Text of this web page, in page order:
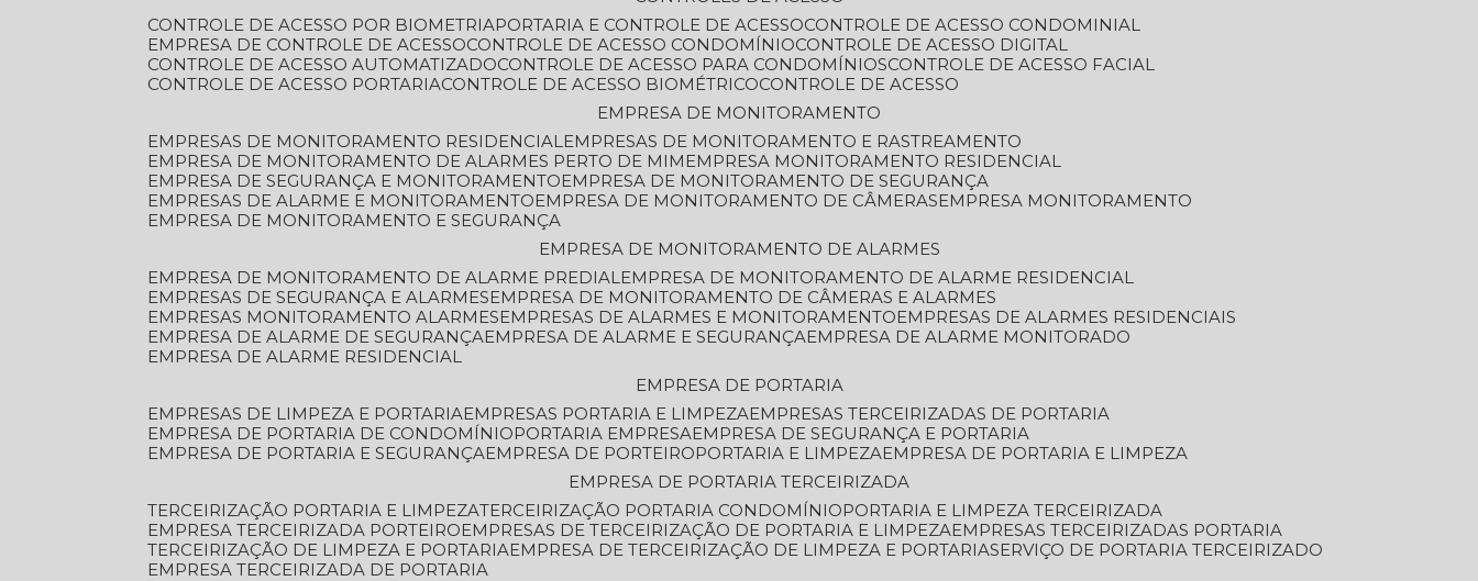
CONTROLE DE ACESSO POR BIOMETRIA
PORTARIA E CONTROLE DE ACESSO
CONTROLE DE ACESSO CONDOMINIAL
EMPRESA DE CONTROLE DE ACESSO
CONTROLE DE ACESSO CONDOMÍNIO
CONTROLE DE ACESSO DIGITAL
CONTROLE DE ACESSO AUTOMATIZADO
CONTROLE DE ACESSO PARA CONDOMÍNIOS
CONTROLE DE ACESSO FACIAL
CONTROLE DE ACESSO PORTARIA CONTROLE DE ACESSO BIOMÉTRICO
CONTROLE DE ACESSO
EMPRESA DE MONITORAMENTO
EMPRESAS DE MONITORAMENTO RESIDENCIAL
EMPRESAS DE MONITORAMENTO E RASTREAMENTO
EMPRESA DE MONITORAMENTO DE ALARMES PERTO DE MIM
EMPRESA MONITORAMENTO RESIDENCIAL
EMPRESA DE SEGURANÇA E MONITORAMENTO
EMPRESA DE MONITORAMENTO DE SEGURANÇA
EMPRESAS DE ALARME E MONITORAMENTO
EMPRESA DE MONITORAMENTO DE CÂMERAS
EMPRESA MONITORAMENTO
EMPRESA DE MONITORAMENTO E SEGURANÇA
EMPRESA DE MONITORAMENTO DE ALARMES
EMPRESA DE MONITORAMENTO DE ALARME PREDIAL
EMPRESA DE MONITORAMENTO DE ALARME RESIDENCIAL
EMPRESAS DE SEGURANÇA E ALARMES
EMPRESA DE MONITORAMENTO DE CÂMERAS E ALARMES
EMPRESAS MONITORAMENTO ALARMES
EMPRESAS DE ALARMES E MONITORAMENTO
EMPRESAS DE ALARMES RESIDENCIAIS
EMPRESA DE ALARME DE SEGURANÇA
EMPRESA DE ALARME E SEGURANÇA
EMPRESA DE ALARME MONITORADO
EMPRESA DE ALARME RESIDENCIAL
EMPRESA DE PORTARIA
EMPRESAS DE LIMPEZA E PORTARIA
EMPRESAS PORTARIA E LIMPEZA
EMPRESAS TERCEIRIZADAS DE PORTARIA
EMPRESA DE PORTARIA DE CONDOMÍNIO
PORTARIA EMPRESA
EMPRESA DE SEGURANÇA E PORTARIA
EMPRESA DE PORTARIA E SEGURANÇA
EMPRESA DE PORTEIRO PORTARIA E LIMPEZA
EMPRESA DE PORTARIA E LIMPEZA
EMPRESA DE PORTARIA TERCEIRIZADA
TERCEIRIZAÇÃO PORTARIA E LIMPEZA TERCEIRIZAÇÃO PORTARIA CONDOMÍNIO
PORTARIA E LIMPEZA TERCEIRIZADA
EMPRESA TERCEIRIZADA PORTEIRO
EMPRESAS DE TERCEIRIZAÇÃO DE PORTARIA E LIMPEZA
EMPRESAS TERCEIRIZADAS PORTARIA
TERCEIRIZAÇÃO DE LIMPEZA E PORTARIA
EMPRESA DE TERCEIRIZAÇÃO DE LIMPEZA E PORTARIA SERVIÇO DE PORTARIA TERCEIRIZADO
EMPRESA TERCEIRIZADA DE PORTARIA